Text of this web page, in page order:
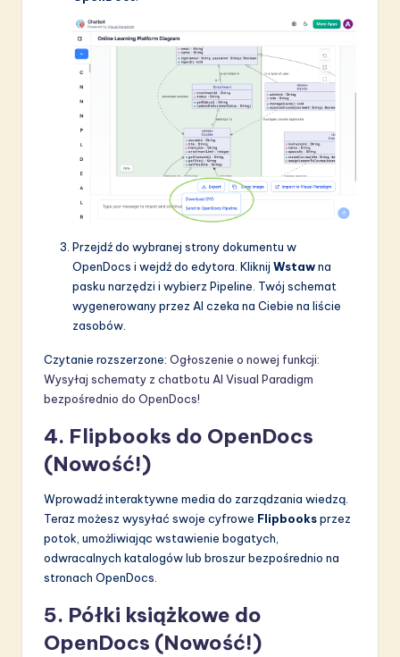
Przejdź do wybranej strony dokumentu w
OpenDocs i wejdź do edytora. Kliknij Wstawna
pasku narzędzi i wybierz Pipeline. Twój schemat
wygenerowany przez AI czeka na Ciebie na liście
zasobów.
Czytanie rozszerzone: Ogłoszenie o nowej funkcji:
Wysyłaj schematy z chatbotu AI Visual Paradigm
bezpośrednio do OpenDocs!
4. Flipbooks do OpenDocs
(Nowość!)
Wprowadź interaktywne media do zarządzania wiedzą.
Teraz możesz wysyłać swoje cyfrowe Flipbooksprzez
potok, umożliwiając wstawienie bogatych,
odwracalnych katalogów lub broszur bezpośrednio na
stronach OpenDocs.
5. Półki książkowe do
OpenDocs (Nowość!)